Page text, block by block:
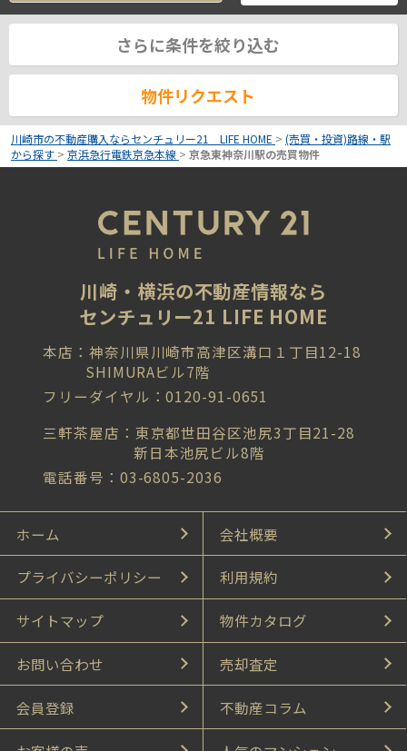
さらに条件を絞り込む
物件リクエスト
川崎市の不動産購入ならセンチュリー21 LIFE HOME > (売買・投資)路線・駅
から探す > 京浜急行電鉄京急本線 > 京急東神奈川駅の売買物件
川崎・横浜の不動産情報なら
センチュリー21 LIFE HOME
本店：神奈川県川崎市高津区溝口１丁目12-18
SHIMURAビル7階
フリーダイヤル：0120-91-0651
三軒茶屋店：東京都世田谷区池尻3丁目21-28
新日本池尻ビル8階
電話番号：03-6805-2036
ホーム 会社概要
プライバシーポリシー 利用規約
サイトマップ 物件カタログ
お問い合わせ 売却査定
会員登録 不動産コラム